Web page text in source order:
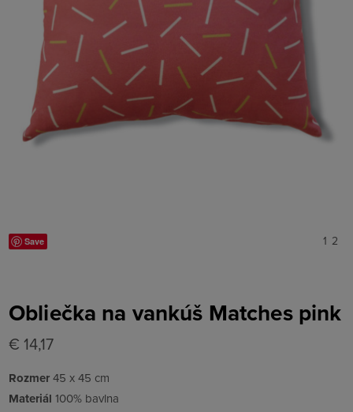
Save 1 2
Obliečka na vankúš Matches pink
€ 14,17
Rozmer 45 x 45 cm
Materiál 100% bavlna